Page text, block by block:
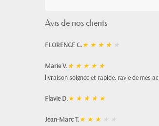
Avis de nos clients
FLORENCE C.★ ★ ★ ★ ★
Marie V.★ ★ ★ ★ ★
livraison soignée et rapide. ravie de mes
Flavie D.★ ★ ★ ★ ★
Jean-Marc T.★ ★ ★ ★ ★